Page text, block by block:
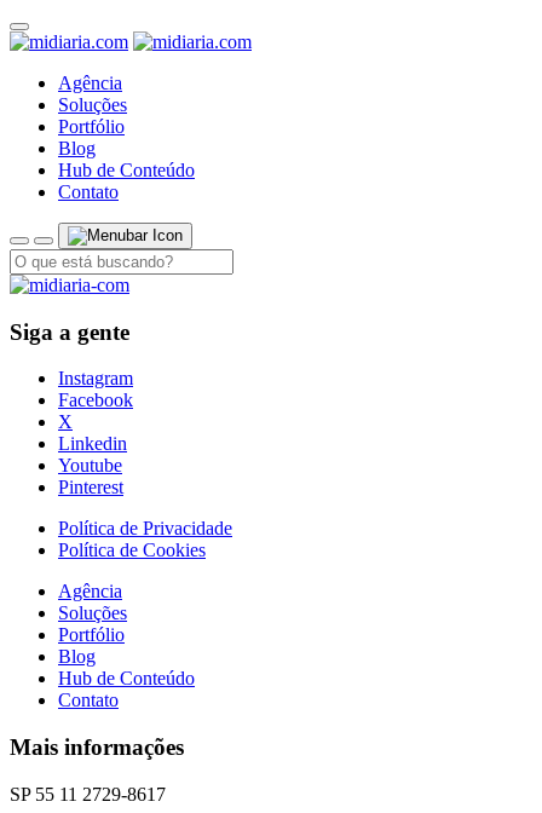
Agência
Soluções
Portfólio
Blog
Hub de Conteúdo
Contato
Siga a gente
Instagram
Facebook
X
Linkedin
Youtube
Pinterest
Política de Privacidade
Política de Cookies
Agência
Soluções
Portfólio
Blog
Hub de Conteúdo
Contato
Mais informações
SP 55 11 2729-8617